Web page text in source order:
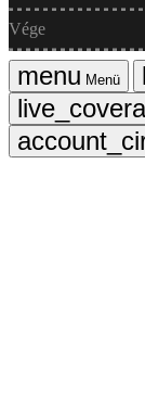
Vége
Menü